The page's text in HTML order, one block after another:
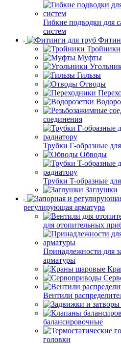
Гибкие подводки для
систем
Тройники
Муфты
Гильзы
Отводы
соединения
Трубки Г-образные
Обводы
Трубки T-образные
Заглушки
регулирующая арматура
для отопительных
Принадлежности для
арматуры
Вентили
балансировочные
головки